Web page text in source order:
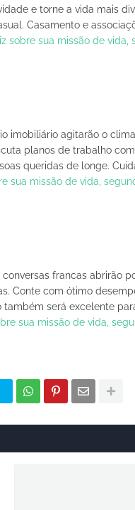
e torne a vida mais
Casamento e
sobre sua missão de vida,
imobiliário agitarão o
planos de trabalho
queridas de longe.
sua missão de vida,
francas abrirão
Conte com ótimo
será excelente
sua missão de vida,